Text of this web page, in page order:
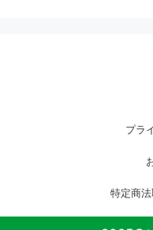
プラ
特定商